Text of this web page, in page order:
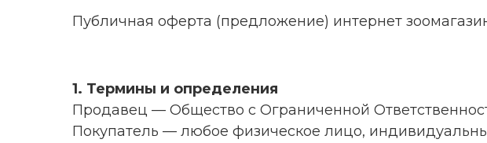
Публичная оферта (предложение) интернет
1. Термины и определения
Продавец — Общество с Ограниченной
Покупатель — любое физическое лицо,